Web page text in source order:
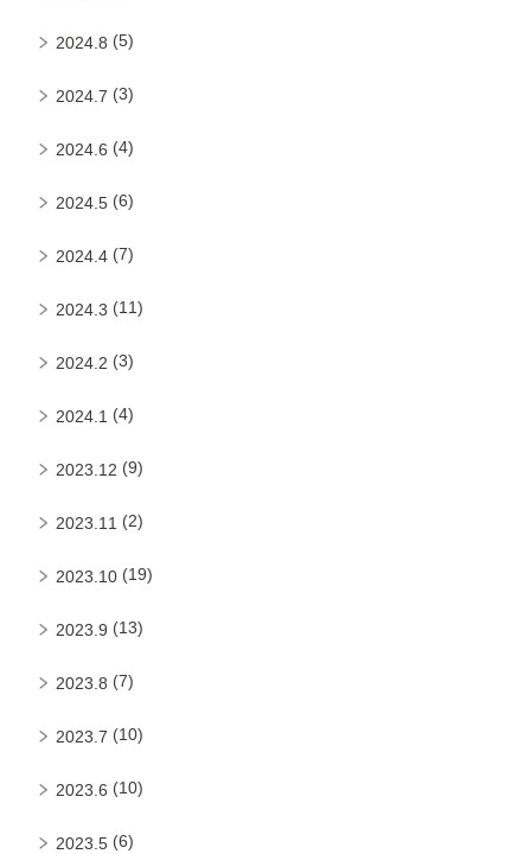
2024.8 (5)
2024.7 (3)
2024.6 (4)
2024.5 (6)
2024.4 (7)
2024.3 (11)
2024.2 (3)
2024.1 (4)
2023.12 (9)
2023.11 (2)
2023.10 (19)
2023.9 (13)
2023.8 (7)
2023.7 (10)
2023.6 (10)
2023.5 (6)